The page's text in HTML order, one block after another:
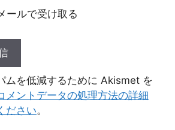
ールで受け取る
ムを低減するために Akismet を
メントデータの処理方法の詳細
ださい。